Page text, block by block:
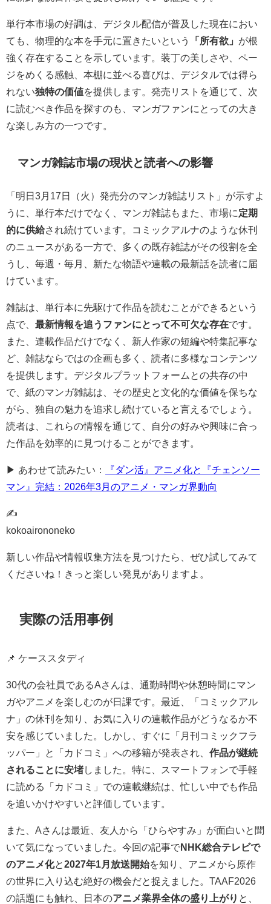
単行本市場の好調は、デジタル配信が普及した現在におい
ても、物理的な本を手元に置きたいという
「所有欲」 が根
強く存在することを示しています。装丁の美しさや、ペー
ジをめくる感触、本棚に並べる喜びは、デジタルでは得ら
れない独特の価値を提供します。発売リストを通じて、次
に読むべき作品を探すのも、マンガファンにとっての大き
な楽しみ方の一つです。
マンガ雑誌市場の現状と読者への影響
「明日3月17日（火）発売分のマンガ雑誌リスト」が示すよ
うに、単行本だけでなく、マンガ雑誌もまた、市場に定期
的に供給され続けています。コミックアルナのような休刊
のニュースがある一方で、多くの既存雑誌がその役割を全
うし、毎週・毎月、新たな物語や連載の最新話を読者に届
けています。
雑誌は、単行本に先駆けて作品を読むことができるという
点で、 最新情報を追うファンにとって不可欠な存在です。
また、連載作品だけでなく、新人作家の短編や特集記事な
ど、雑誌ならではの企画も多く、読者に多様なコンテンツ
を提供します。デジタルプラットフォームとの共存の中
で、紙のマンガ雑誌は、その歴史と文化的な価値を保ちな
がら、独自の魅力を追求し続けていると言えるでしょう。
読者は、これらの情報を通じて、自分の好みや興味に合っ
た作品を効率的に見つけることができます。
▶ あわせて読みたい：
『ダン活』アニメ化と『チェンソー
マン』完結：2026年3月のアニメ・マンガ界動向
✍
kokoairononeko
新しい作品や情報収集方法を見つけたら、ぜひ試してみて
くださいね！きっと楽しい発見がありますよ。
実際の活用事例
📌 ケーススタディ
30代の会社員であるAさんは、通勤時間や休憩時間にマン
ガやアニメを楽しむのが日課です。最近、「コミックアル
ナ」の休刊を知り、お気に入りの連載作品がどうなるか不
安を感じていました。しかし、すぐに「月刊コミックフラ
ッパー」と「カドコミ」への移籍が発表され、 作品が継続
されることに安堵しました。特に、スマートフォンで手軽
に読める「カドコミ」での連載継続は、忙しい中でも作品
を追いかけやすいと評価しています。
また、Aさんは最近、友人から「ひらやすみ」が面白いと聞
いて気になっていました。今回の記事でNHK総合テレビで
のアニメ化と2027年1月放送開始を知り、アニメから原作
の世界に入り込む絶好の機会だと捉えました。TAAF2026
の話題にも触れ、日本のアニメ業界全体の盛り上がり と、